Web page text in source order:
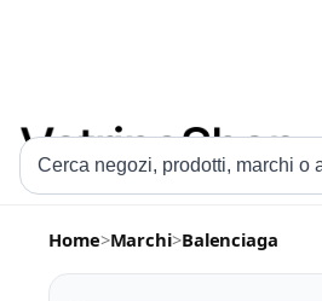
Home>Marchi>Balenciaga